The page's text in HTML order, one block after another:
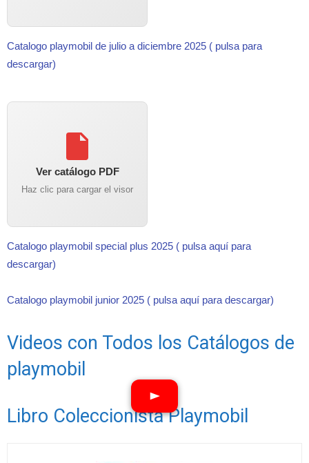
Catalogo playmobil de julio a diciembre 2025 ( pulsa para
descargar)
Ver catálogo PDF
Haz clic para cargar el visor
Catalogo playmobil special plus 2025 ( pulsa aquí para
descargar)
Catalogo playmobil junior 2025 ( pulsa aquí para descargar)
Videos con Todos los Catálogos de
playmobil
Libro Coleccionista Playmobil